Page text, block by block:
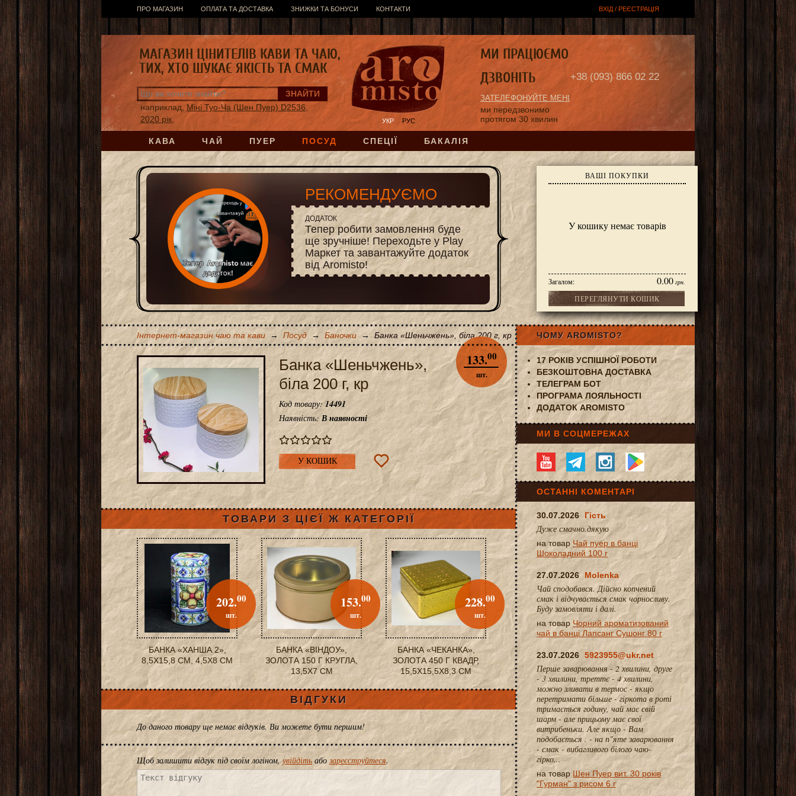
ПРО МАГАЗИН ОПЛАТА ТА ДОСТАВКА ЗНИЖКИ ТА БОНУСИ КОНТАКТИ ВХІД / РЕЄСТРАЦІЯ
КАВА ЧАЙ ПУЕР ПОСУД СПЕЦІЇ БАКАЛІЯ
УКР РУС
наприклад, Міні Туо-Ча (Шен Пуер) D2536,
2020 рік,
ВАШІ ПОКУПКИ
У кошику немає товарів
Загалом: 0.00 грн.
ПЕРЕГЛЯНУТИ КОШИК
+38 (093) 866 02 22
ЗАТЕЛЕФОНУЙТЕ МЕНІ
ми передзвонимо
протягом 30 хвилин
МАГАЗИН ЦІНИТЕЛІВ КАВИ ТА ЧАЮ,
ТИХ, ХТО ШУКАЄ ЯКІСТЬ ТА СМАК
МИ ПРАЦЮЄМО
ДЗВОНІТЬ
РЕКОМЕНДУЄМО
ДОДАТОК
Тепер робити замовлення буде
ще зручніше! Переходьте у Play
Маркет та завантажуйте додаток
від Aromisto!
Інтернет-магазин чаю та кави → Посуд → Баночки → Банка «Шеньчжень», біла 200 г, кр
Банка «Шеньчжень»,
біла 200 г, кр
133.00
шт.
Код товару:14491
Наявність: В наявності
У КОШИК
ТОВАРИ З ЦІЄЇ Ж КАТЕГОРІЇ
БАНКА «ХАНША 2»,
8,5X15,8 СМ, 4,5X8 СМ
202.00
шт.
БАНКА «ВІНДОУ»,
ЗОЛОТА 150 Г КРУГЛА,
13,5X7 СМ
153.00
шт.
БАНКА «ЧЕКАНКА»,
ЗОЛОТА 450 Г КВАДР,
15,5X15,5X8,3 СМ
228.00
шт.
ВІДГУКИ
До даного товару ще немає відгуків. Ви можете бути першим!
Щоб залишити відгук під своїм логіном,увійдіть або зареєструйтеся.
ЧОМУ AROMISTO?
17 РОКІВ УСПІШНОЇ РОБОТИ
БЕЗКОШТОВНА ДОСТАВКА
ТЕЛЕГРАМ БОТ
ПРОГРАМА ЛОЯЛЬНОСТІ
ДОДАТОК AROMISTO
МИ В СОЦМЕРЕЖАХ
ОСТАННІ КОМЕНТАРІ
30.07.2026 Гість
Дуже смачно.дякую
на товар Чай пуер в банці
Шоколадний 100 г
27.07.2026 Molenka
Чай сподобався. Дійсно копчений
смак і відчувається смак чорносливу.
Буду замовляти і далі.
на товар Чорний ароматизований
чай в банці Лапсанг Сушонг 80 г
23.07.2026 5923955@ukr.net
Перше заварювання - 2 хвилини, друге
- 3 хвилини, треттє - 4 хвилини,
можно зливати в термос - якщо
перетримати більше - гіркота в роті
тримається годину, чай має свій
шарм - але прицьому має свої
витрибеньки. Але якщо - Вам
подобається . - на п"яте заварювання
- смак - вибагливого білого чаю-
гірко...
на товар Шен Пуер вит. 30 років
"Гурман" з рисом 6 г